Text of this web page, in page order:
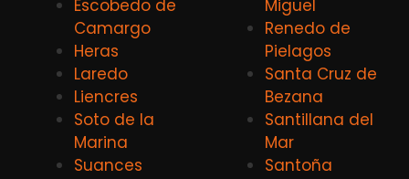
Escobedo de
Camargo
Heras
Laredo
Liencres
Soto de la
Marina
Suances
Miguel
Renedo de
Pielagos
Santa Cruz de
Bezana
Santillana del
Mar
Santoña